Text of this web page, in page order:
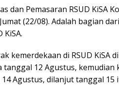
dan Pemasaran RSUD KiSA
(22/08). Adalah bagian
KiSA.
kemerdekaan di RSUD KiSA
tanggal 12 Agustus,
Agustus, dilanjut tanggal 15